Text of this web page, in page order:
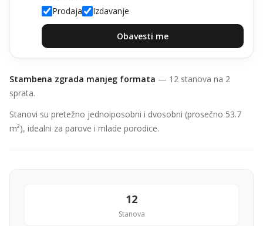
Prodaja Izdavanje
Obavesti me
Stambena zgrada manjeg formata — 12 stanova na 2
sprata.
Stanovi su pretežno jednoiposobni i dvosobni (prosečno 53.7
m²), idealni za parove i mlade porodice.
12
Stanova